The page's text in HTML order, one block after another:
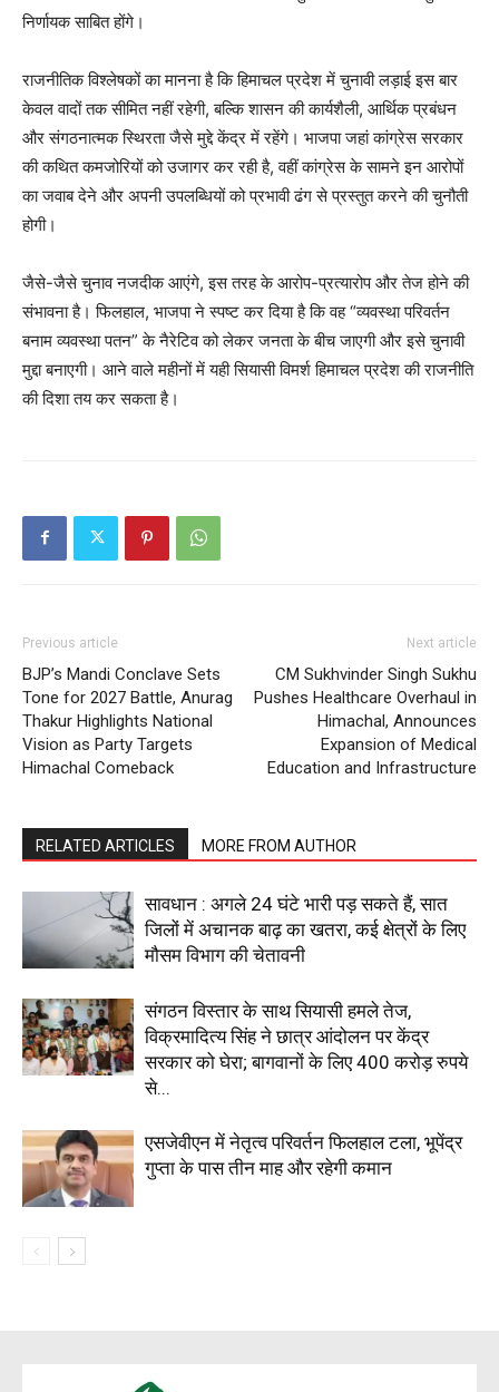
Magazine PRO
SUBSCRIBE NOW
About
My account
निर्णायक साबित होंगे।
राजनीतिक विश्लेषकों का मानना है कि हिमाचल प्रदेश में चुनावी लड़ाई इस बार
केवल वादों तक सीमित नहीं रहेगी, बल्कि शासन की कार्यशैली, आर्थिक प्रबंधन
और संगठनात्मक स्थिरता जैसे मुद्दे केंद्र में रहेंगे। भाजपा जहां कांग्रेस सरकार
की कथित कमजोरियों को उजागर कर रही है, वहीं कांग्रेस के सामने इन आरोपों
का जवाब देने और अपनी उपलब्धियों को प्रभावी ढंग से प्रस्तुत करने की चुनौती
होगी।
जैसे-जैसे चुनाव नजदीक आएंगे, इस तरह के आरोप-प्रत्यारोप और तेज होने की
संभावना है। फिलहाल, भाजपा ने स्पष्ट कर दिया है कि वह “व्यवस्था परिवर्तन
बनाम व्यवस्था पतन” के नैरेटिव को लेकर जनता के बीच जाएगी और इसे चुनावी
मुद्दा बनाएगी। आने वाले महीनों में यही सियासी विमर्श हिमाचल प्रदेश की राजनीति
की दिशा तय कर सकता है।
Previous article
BJP’s Mandi Conclave Sets
Tone for 2027 Battle, Anurag
Thakur Highlights National
Vision as Party Targets
Himachal Comeback
Next article
CM Sukhvinder Singh Sukhu
Pushes Healthcare Overhaul in
Himachal, Announces
Expansion of Medical
Education and Infrastructure
RELATED ARTICLES MORE FROM AUTHOR
सावधान : अगले 24 घंटे भारी पड़ सकते हैं, सात
जिलों में अचानक बाढ़ का खतरा, कई क्षेत्रों के लिए
मौसम विभाग की चेतावनी
संगठन विस्तार के साथ सियासी हमले तेज,
विक्रमादित्य सिंह ने छात्र आंदोलन पर केंद्र
सरकार को घेरा; बागवानों के लिए 400 करोड़ रुपये
से...
एसजेवीएन में नेतृत्व परिवर्तन फिलहाल टला, भूपेंद्र
गुप्ता के पास तीन माह और रहेगी कमान